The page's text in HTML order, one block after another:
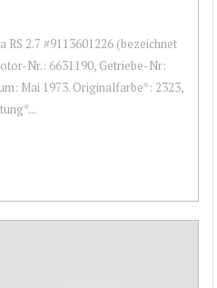
RS 2.7 #9113601226 (bezeichnet
Nr.: 6631190, Getriebe-Nr:
Mai 1973. Originalfarbe*: 2323,